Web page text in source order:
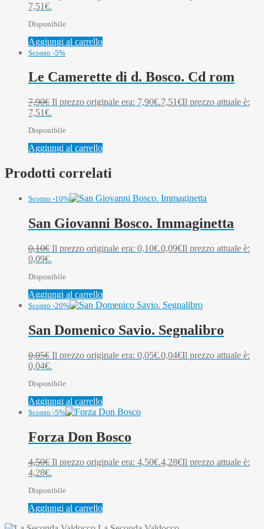
7,51€.
Disponibile
Aggiungi al carrello
Sconto -5%
Le Camerette di d. Bosco. Cd rom
7,90€ Il prezzo originale era: 7,90€.7,51€Il prezzo attuale è:
7,51€.
Disponibile
Aggiungi al carrello
Prodotti correlati
Sconto -10%
San Giovanni Bosco. Immaginetta
0,10€ Il prezzo originale era: 0,10€.0,09€Il prezzo attuale è:
0,09€.
Disponibile
Aggiungi al carrello
Sconto -20%
San Domenico Savio. Segnalibro
0,05€ Il prezzo originale era: 0,05€.0,04€Il prezzo attuale è:
0,04€.
Disponibile
Aggiungi al carrello
Sconto -5%
Forza Don Bosco
4,50€ Il prezzo originale era: 4,50€.4,28€Il prezzo attuale è:
4,28€.
Disponibile
Aggiungi al carrello